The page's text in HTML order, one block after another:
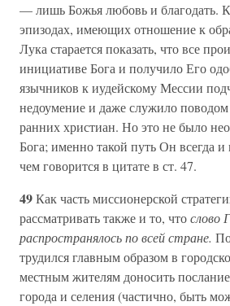
— лишь Божья любовь и благодать.
эпизодах, имеющих отношение к
Лука старается показать, что все
инициативе Бога и получило Его
язычников к иудейскому Мессии
недоумение и даже служило поводом
ранних христиан. Но это не было
Бога; именно такой путь Он всегда и
чем говорится в цитате в ст. 47.
49Как часть миссионерской
рассматривать также и то, чтослово
распространялось по всей стране.
трудился главным образом в
местным жителям доносить
города и селения (частично, быть